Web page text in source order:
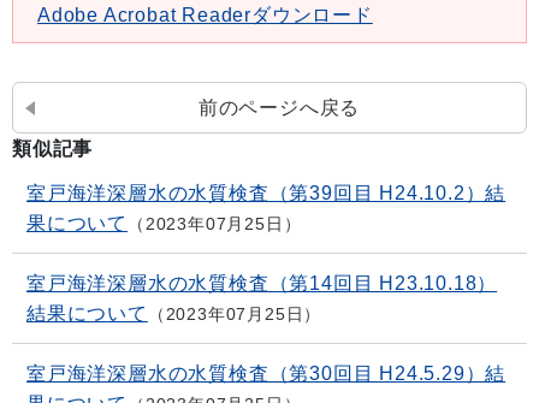
Adobe Acrobat Readerダウンロード
前のページへ戻る
類似記事
室戸海洋深層水の水質検査（第39回目 H24.10.2）結
果について
2023年07月25日
室戸海洋深層水の水質検査（第14回目 H23.10.18）
結果について
2023年07月25日
室戸海洋深層水の水質検査（第30回目 H24.5.29）結